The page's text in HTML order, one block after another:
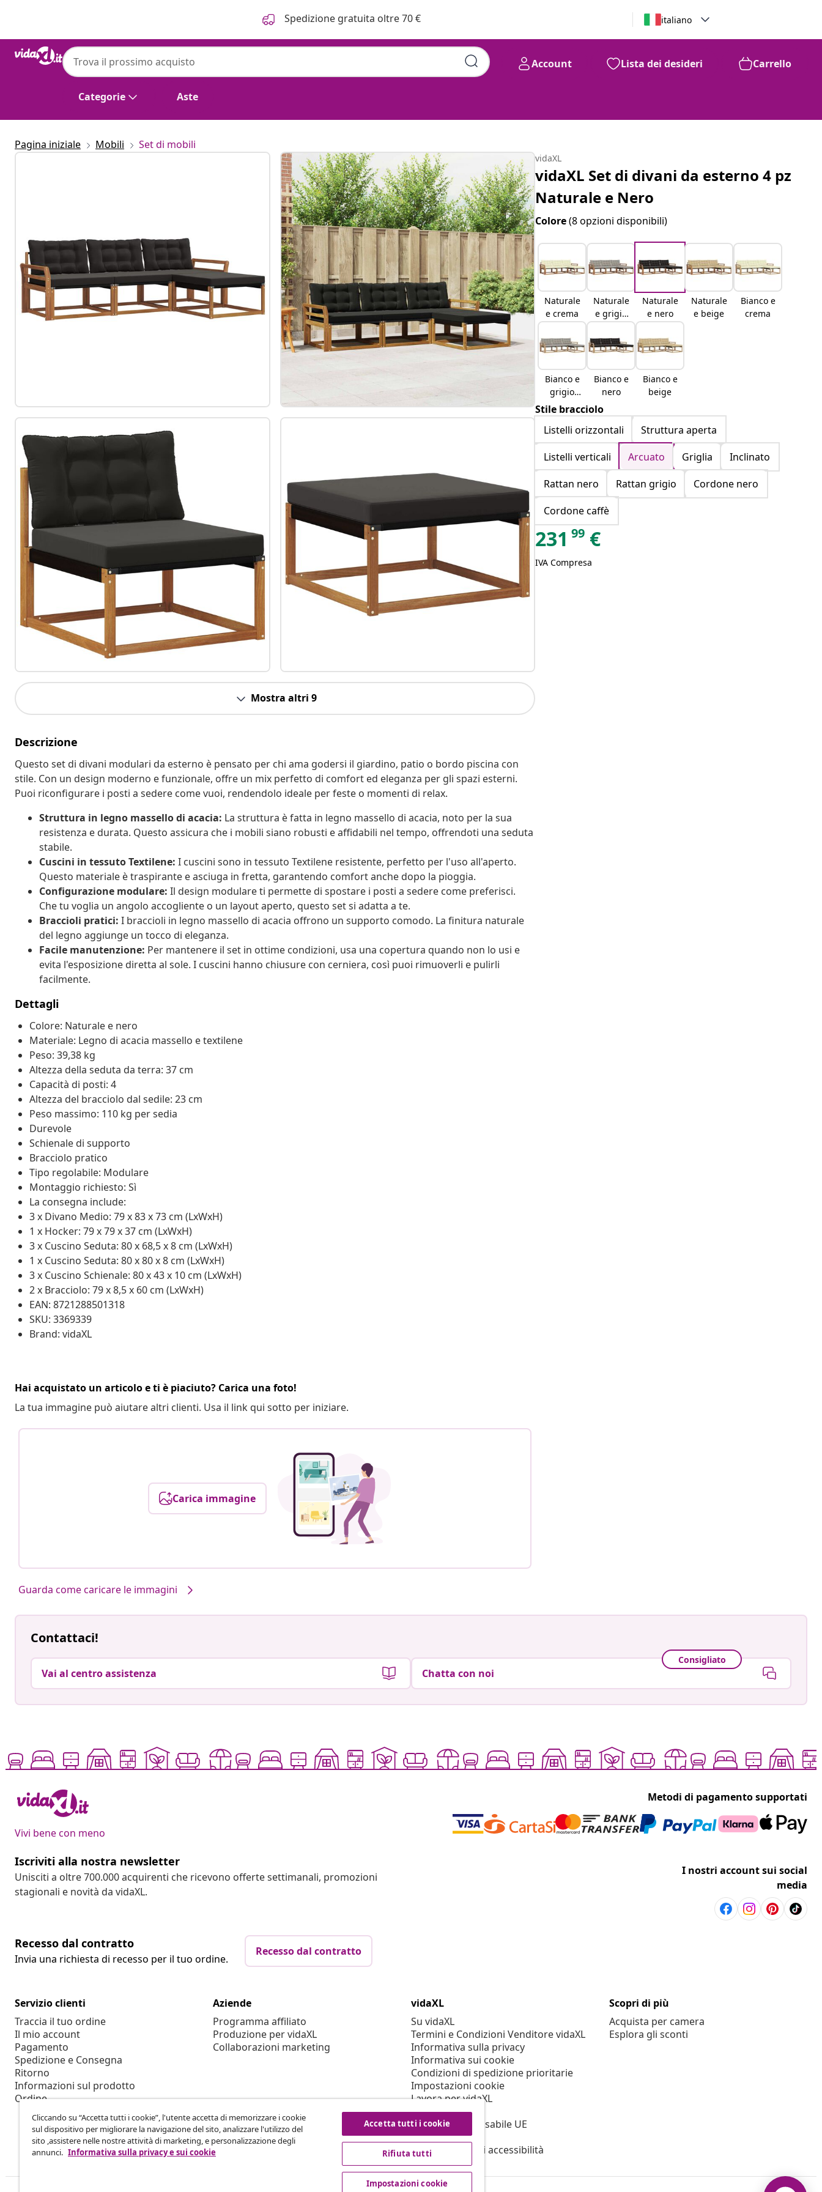
Spedizione gratuita oltre 70 € italiano
Categorie Aste
Account Lista dei desideri Carrello
Pagina iniziale Mobili Set di mobili
Mostra altri 9
Descrizione
Questo set di divani modulari da esterno è pensato per chi ama godersi il giardino, patio o bordo piscina con
stile. Con un design moderno e funzionale, offre un mix perfetto di comfort ed eleganza per gli spazi esterni.
Puoi riconfigurare i posti a sedere come vuoi, rendendolo ideale per feste o momenti di relax.
Struttura in legno massello di acacia: La struttura è fatta in legno massello di acacia, noto per la sua
resistenza e durata. Questo assicura che i mobili siano robusti e affidabili nel tempo, offrendoti una seduta
stabile.
Cuscini in tessuto Textilene: I cuscini sono in tessuto Textilene resistente, perfetto per l'uso all'aperto.
Questo materiale è traspirante e asciuga in fretta, garantendo comfort anche dopo la pioggia.
Configurazione modulare: Il design modulare ti permette di spostare i posti a sedere come preferisci.
Che tu voglia un angolo accogliente o un layout aperto, questo set si adatta a te.
Braccioli pratici: I braccioli in legno massello di acacia offrono un supporto comodo. La finitura naturale
del legno aggiunge un tocco di eleganza.
Facile manutenzione: Per mantenere il set in ottime condizioni, usa una copertura quando non lo usi e
evita l'esposizione diretta al sole. I cuscini hanno chiusure con cerniera, così puoi rimuoverli e pulirli
facilmente.
Dettagli
Colore: Naturale e nero
Materiale: Legno di acacia massello e textilene
Peso: 39,38 kg
Altezza della seduta da terra: 37 cm
Capacità di posti: 4
Altezza del bracciolo dal sedile: 23 cm
Peso massimo: 110 kg per sedia
Durevole
Schienale di supporto
Bracciolo pratico
Tipo regolabile: Modulare
Montaggio richiesto: Sì
La consegna include:
3 x Divano Medio: 79 x 83 x 73 cm (LxWxH)
1 x Hocker: 79 x 79 x 37 cm (LxWxH)
3 x Cuscino Seduta: 80 x 68,5 x 8 cm (LxWxH)
1 x Cuscino Seduta: 80 x 80 x 8 cm (LxWxH)
3 x Cuscino Schienale: 80 x 43 x 10 cm (LxWxH)
2 x Bracciolo: 79 x 8,5 x 60 cm (LxWxH)
EAN: 8721288501318
SKU: 3369339
Brand: vidaXL
Hai acquistato un articolo e ti è piaciuto? Carica una foto!
La tua immagine può aiutare altri clienti. Usa il link qui sotto per iniziare.
Carica immagine
Guarda come caricare le immagini
vidaXL
vidaXL Set di divani da esterno 4 pz
Naturale e Nero
Colore(8 opzioni disponibili)
Naturale
e crema
Naturale
e grigio
chiaro
Naturale
e nero
Naturale
e beige
Bianco e
crema
Bianco e
grigio
chiaro
Bianco e
nero
Bianco e
beige
Stile bracciolo
Listelli orizzontali
Struttura aperta
Listelli verticali
Arcuato Griglia
Inclinato
Rattan nero
Rattan grigio
Cordone nero
Cordone caffè
231 99 €
IVA Compresa
Contattaci!
Vai al centro assistenza
Consigliato
Chatta con noi
Vivi bene con meno
Metodi di pagamento supportati
Iscriviti alla nostra newsletter
Unisciti a oltre 700.000 acquirenti che ricevono offerte settimanali, promozioni
stagionali e novità da vidaXL.
I nostri account sui social
media
Recesso dal contratto
Invia una richiesta di recesso per il tuo ordine.
Recesso dal contratto
Servizio clienti
Traccia il tuo ordine
Il mio account
Pagamento
Spedizione e Consegna
Ritorno
Informazioni sul prodotto
Ordine
Aziende
Programma affiliato
Produzione per vidaXL
Collaborazioni marketing
vidaXL
Su vidaXL
Termini e Condizioni Venditore vidaXL
Informativa sulla privacy
Informativa sui cookie
Condizioni di spedizione prioritarie
Impostazioni cookie
Lavora per vidaXL
Sicurezza
Persona responsabile UE
Politica di EPR
Dichiarazione di accessibilità
Scopri di più
Acquista per camera
Esplora gli sconti
Cliccando su “Accetta tutti i cookie”, l'utente accetta di memorizzare i cookie
sul dispositivo per migliorare la navigazione del sito, analizzare l'utilizzo del
sito ,assistere nelle nostre attività di marketing, e personalizzazione degli
annunci. Informativa sulla privacy e sui cookie
Accetta tutti i cookie
Rifiuta tutti
Impostazioni cookie